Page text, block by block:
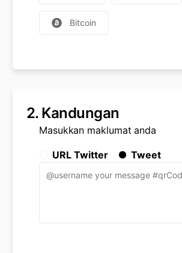
Bitcoin
2. Kandungan
Masukkan maklumat anda
URL Twitter Tweet